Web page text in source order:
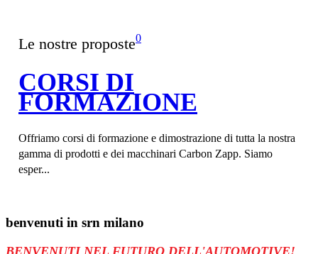
Le nostre proposte0
CORSI DI
FORMAZIONE
Offriamo corsi di formazione e dimostrazione di tutta la nostra
gamma di prodotti e dei macchinari Carbon Zapp. Siamo
esper...
benvenuti in srn milano
BENVENUTI NEL FUTURO DELL'AUTOMOTIVE!